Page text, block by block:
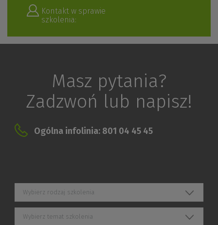
Kontakt w sprawie
szkolenia:
Masz pytania?
Zadzwoń lub napisz!
Ogólna infolinia: 801 04 45 45
Wybierz rodzaj szkolenia
Wybierz temat szkolenia